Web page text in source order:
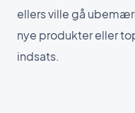
ellers ville gå
nye produkter eller
indsats.